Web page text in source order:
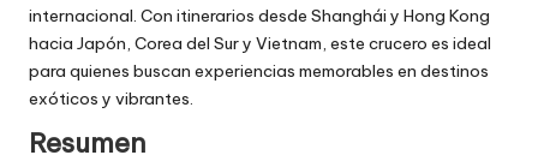
internacional. Con itinerarios desde Shanghái y Hong Kong
hacia Japón, Corea del Sur y Vietnam, este crucero es ideal
para quienes buscan experiencias memorables en destinos
exóticos y vibrantes.
Resumen